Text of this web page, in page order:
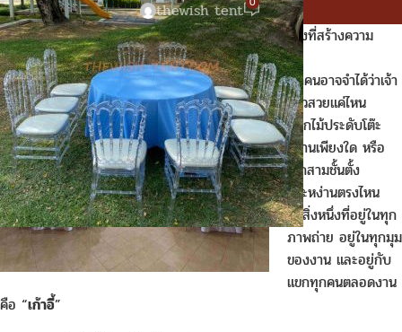
thewish tent
เช่าเก้าอี้ชิวารี ในทุกงานแต่งงาน รายละเอียดเล็ก ๆ คือสิ่งที่สร้างความ
ประทับใจที่ยิ่งใหญ่
ทุกคนอาจจำได้ว่าเจ้า
สาวสวยแค่ไหน
ดอกไม้ประดับโต๊ะ
หวานเพียงใด หรือ
เค้กสามชั้นตั้ง
ตระหง่านตรงไหน
แต่สิ่งหนึ่งที่อยู่ในทุก
ภาพถ่าย อยู่ในทุกมุม
ของงาน และอยู่กับ
แขกทุกคนตลอดงาน
คือ “เก้าอี้”